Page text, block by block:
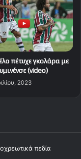
πέτυχε γκολάρα με
(video)
2023
πεδία